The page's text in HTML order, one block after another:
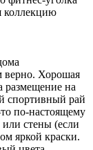
коллекцию
верно. Хорошая
размещение на
спортивный рай
по-настоящему
или стены (если
яркой краски.